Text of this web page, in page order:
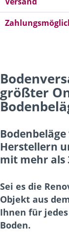
größter
Herstellern
mit mehr als
Sei es die
Objekt aus
Ihnen für
Boden.